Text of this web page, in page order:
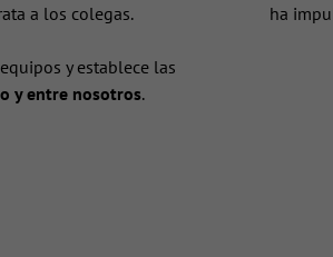
a los colegas.
y establece las
y entre nosotros.
ha